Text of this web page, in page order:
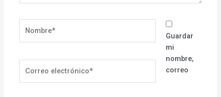
electrónico*
Guardar
mi
nombre,
correo